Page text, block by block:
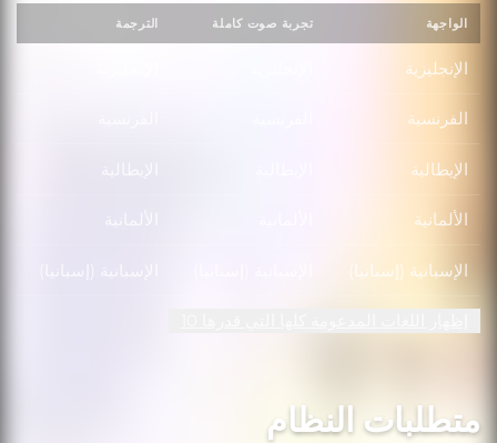
الواجهة تجربة صوت كاملة الترجمة
الإنجليزية
الفرنسية
الإيطالية
الألمانية
الإسبانية (إسبانيا)
متطلبات النظام